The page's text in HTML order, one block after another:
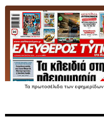
Τα πρωτοσέλιδα των εφημερίδων